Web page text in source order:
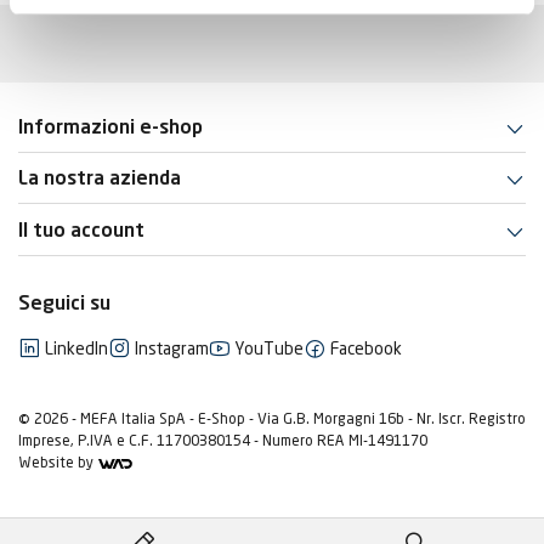
Informazioni e-shop
La nostra azienda
Il tuo account
Seguici su
LinkedIn Instagram YouTube Facebook
© 2026 - MEFA Italia SpA - E-Shop - Via G.B. Morgagni 16b - Nr. Iscr. Registro
Imprese, P.IVA e C.F. 11700380154 - Numero REA MI-1491170
Website by